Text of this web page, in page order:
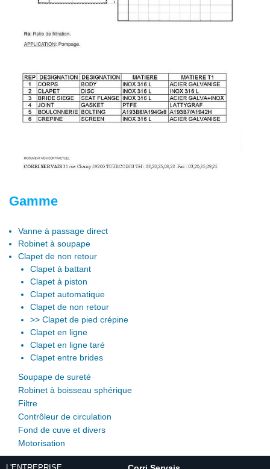
Gamme
Vanne à passage direct
Robinet à soupape
Clapet de non retour
Clapet à battant
Clapet à piston
Clapet automatique
Clapet de non retour
>> Clapet de pied crépine
Clapet en ligne
Clapet en ligne taré
Clapet entre brides
Soupape de sureté
Robinet à boisseau sphérique
Filtre
Contrôleur de circulation
Fond de cuve et divers
Motorisation